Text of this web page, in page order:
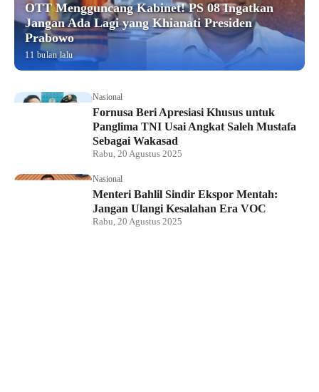
OTT Mengguncang Kabinet! PS 08 Ingatkan
Jangan Ada Lagi yang Khianati Presiden
Prabowo
11 bulan lalu
Nasional
Fornusa Beri Apresiasi Khusus untuk
Panglima TNI Usai Angkat Saleh Mustafa
Sebagai Wakasad
Rabu, 20 Agustus 2025
Nasional
Menteri Bahlil Sindir Ekspor Mentah:
Jangan Ulangi Kesalahan Era VOC
Rabu, 20 Agustus 2025